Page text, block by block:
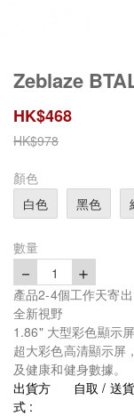
Zeblaze
HK$468
HK$978
顏色
白色
黑色
數量
－ 1 ＋
產品2-4個工作天寄
全新視野
1.86" 大型彩色顯示屏
超大彩色高清顯示屏
及健康和健身數據。
出貨方
式 :
自取 / 送貨